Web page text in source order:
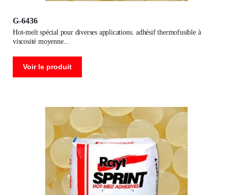
G-6436
hot-melt spécial pour diverses applications. adhésif thermofusible à
viscosité moyenne
Voir le produit